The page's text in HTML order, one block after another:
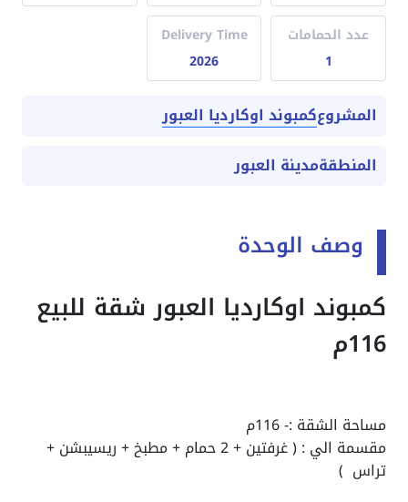
عدد الحمامات
1
Delivery Time
2026
المشروعكمبوند اوكارديا العبور
المنطقةمدينة العبور
وصف الوحدة
كمبوند اوكارديا العبور شقة للبيع
116م
مساحة الشقة :- 116م
مقسمة الي : ( غرفتين + 2 حمام + مطبخ + ريسيبشن +
تراس )